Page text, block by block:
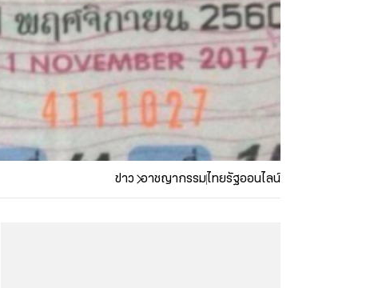
ข่าว อาชญากรรมไทยรัฐออนไลน์